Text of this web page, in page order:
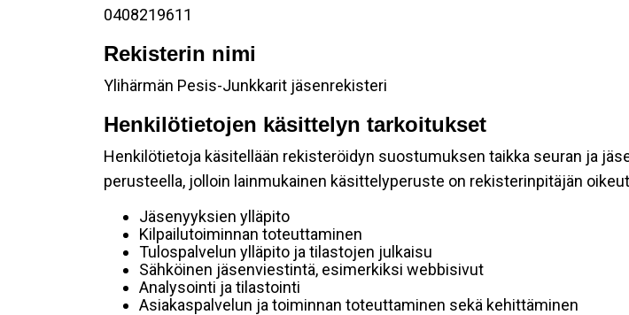
0408219611
Rekisterin nimi
Ylihärmän Pesis-Junkkarit jäsenrekisteri
Henkilötietojen käsittelyn tarkoitukset
Henkilötietoja käsitellään rekisteröidyn suostumuksen taikka seuran ja
perusteella, jolloin lainmukainen käsittelyperuste on rekisterinpitäjän
Jäsenyyksien ylläpito
Kilpailutoiminnan toteuttaminen
Tulospalvelun ylläpito ja tilastojen julkaisu
Sähköinen jäsenviestintä, esimerkiksi webbisivut
Analysointi ja tilastointi
Asiakaspalvelun ja toiminnan toteuttaminen sekä kehittäminen